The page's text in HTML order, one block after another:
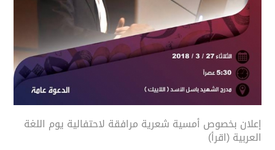
إعلان بخصوص أمسية شعرية مرافقة لاحتفالية يوم اللغة
العربية (اقرأ)